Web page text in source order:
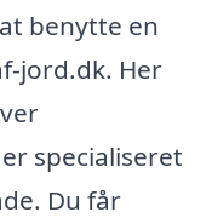
benytte en
jord.dk. Her
specialiseret
Du får